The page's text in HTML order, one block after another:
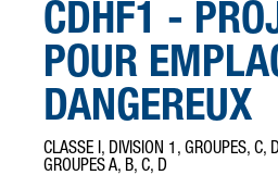
CDHF1 -
POUR
DANGEREUX
CLASSE I, DIVISION 1, GROUPES, C,
GROUPES A, B, C, D